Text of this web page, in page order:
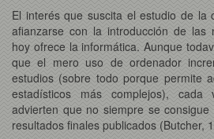
El interés que suscita el estudio de la
afianzarse con la introducción de las
hoy ofrece la informática. Aunque
que el mero uso de ordenador
estudios (sobre todo porque permite
estadísticos más complejos), cada
advierten que no siempre se
resultados finales publicados (Butcher,